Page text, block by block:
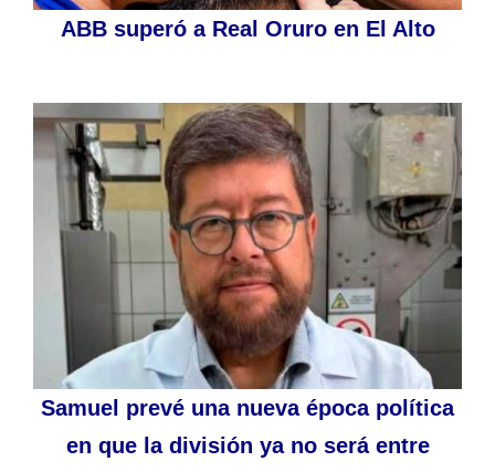
ABB superó a Real Oruro en El Alto
Samuel prevé una nueva época política
en que la división ya no será entre